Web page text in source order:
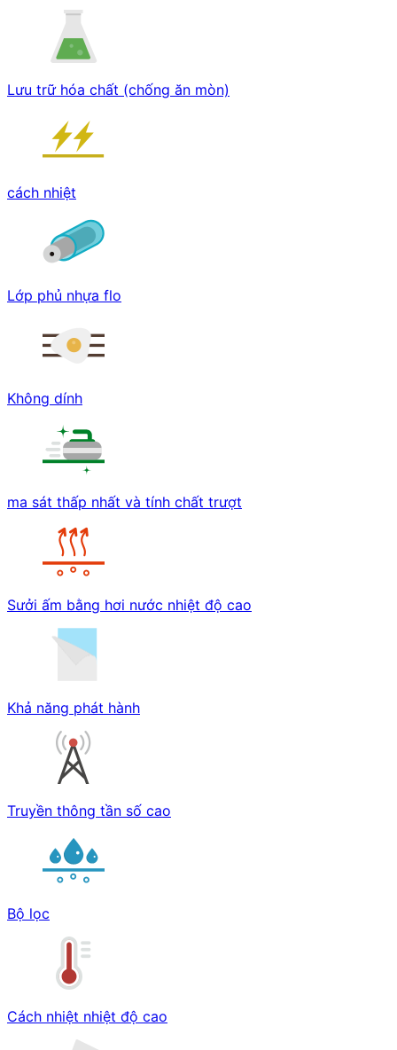
Lưu trữ hóa chất (chống ăn mòn)
cách nhiệt
Lớp phủ nhựa flo
Không dính
ma sát thấp nhất và tính chất trượt
Sưởi ấm bằng hơi nước nhiệt độ cao
Khả năng phát hành
Truyền thông tần số cao
Bộ lọc
Cách nhiệt nhiệt độ cao